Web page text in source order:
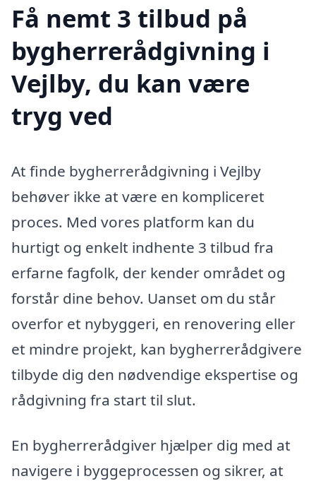
Få nemt 3 tilbud på
bygherrerådgivning i
Vejlby, du kan være
tryg ved
At finde bygherrerådgivning i Vejlby
behøver ikke at være en kompliceret
proces. Med vores platform kan du
hurtigt og enkelt indhente 3 tilbud fra
erfarne fagfolk, der kender området og
forstår dine behov. Uanset om du står
overfor et nybyggeri, en renovering eller
et mindre projekt, kan bygherrerådgivere
tilbyde dig den nødvendige ekspertise og
rådgivning fra start til slut.
En bygherrerådgiver hjælper dig med at
navigere i byggeprocessen og sikrer, at